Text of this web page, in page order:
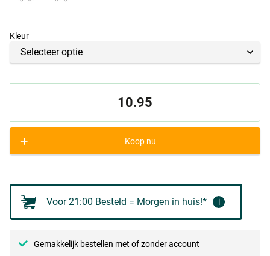
Yp
Kleur
10.95
+ Koop nu
Voor 21:00 Besteld = Morgen in huis!* i
Gemakkelijk bestellen met of zonder account